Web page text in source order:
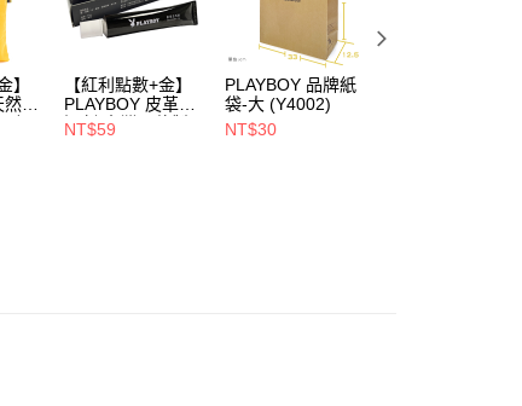
您本人進行分期帳單所需資料之確認、核對及更正。
條款，請詳閱以下連結：
https://oppay.tw/userRule
滿NT$900(含以上)免運費
滿NT$700(含以上)免運費
】
然全
帆
【紅利點數+金】
PLAYBOY 皮革去
污劑(台灣哥倫製)-
(Y4003)
NT$59
PLAYBOY 品牌紙
袋-大 (Y4002)
NT$30